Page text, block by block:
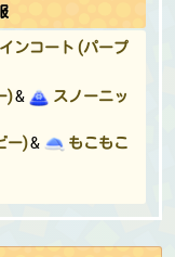
ンコート (パープ
)&
スノーニッ
ー)&
もこもこ
ビー)